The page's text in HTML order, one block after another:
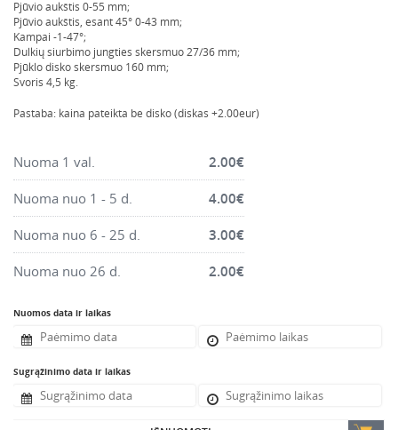
Montavimo instrumentai
Pneumatika
Pastoliai, bokšteliai, stelažai, tvoros, statramščiai,
perdangos
Plytelių, blokelių, polistirolo pjovimo įrankiai
Santechnikos įrankiai
Šildytuvai, kaloriferiai, kondicionieriai, jonizatoriai
Suvirinimo įranga
Vandens ir purvo siurbliai
Valymo įranga
Viniakaliai, kabiakalės, šaudykliai
Pjūvio aukštis 0-55 mm;
Pjūvio aukštis, esant 45° 0-43 mm;
Kampai -1-47°;
Dulkių siurbimo jungties skersmuo 27/36 mm;
Pjūklo disko skersmuo 160 mm;
Svoris 4,5 kg.
Pastaba: kaina pateikta be disko (diskas +2.00eur)
Nuoma 1 val. 2.00€
Nuoma nuo 1 - 5 d. 4.00€
Nuoma nuo 6 - 25 d. 3.00€
Nuoma nuo 26 d. 2.00€
Nuomos data ir laikas
Sugrąžinimo data ir laikas